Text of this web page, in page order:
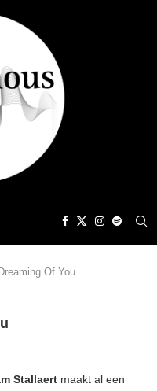
Of You
Stallaert maakt al een